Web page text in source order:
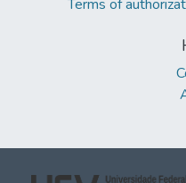
Terms of